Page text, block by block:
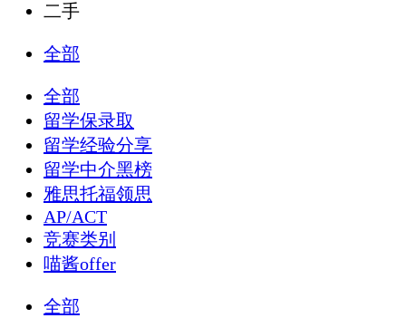
二手
全部
全部
留学保录取
留学经验分享
留学中介黑榜
雅思托福领思
AP/ACT
竞赛类别
喵酱offer
全部